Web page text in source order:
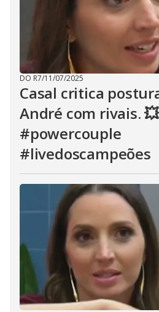
DO R7/11/07/2025
Casal critica
André com rivais.
#powercouple
#livedoscampeões